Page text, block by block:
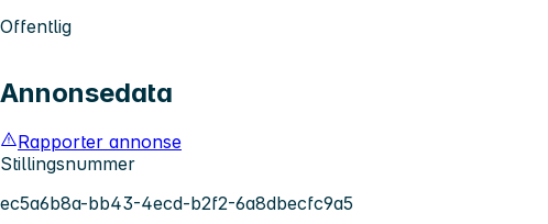
Offentlig
Annonsedata
Rapporter annonse
Stillingsnummer
ec5a6b8a-bb43-4ecd-b2f2-6a8dbecfc9a5